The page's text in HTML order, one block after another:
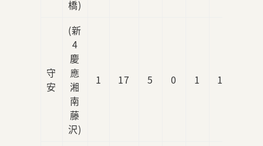
橋)
守
安
(新
4
慶
應
湘
南
藤
沢)
1 17 5 0 1 1